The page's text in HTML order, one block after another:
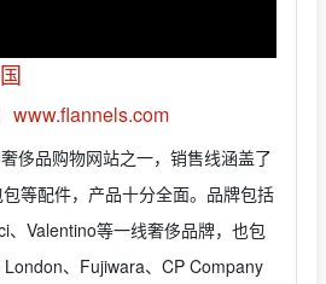
www.flannels.com
侈品购物网站之一，销售线涵盖了
等配件，产品十分全面。品牌包括
、Valentino等一线奢侈品牌，也包
、Fujiwara、CP Company